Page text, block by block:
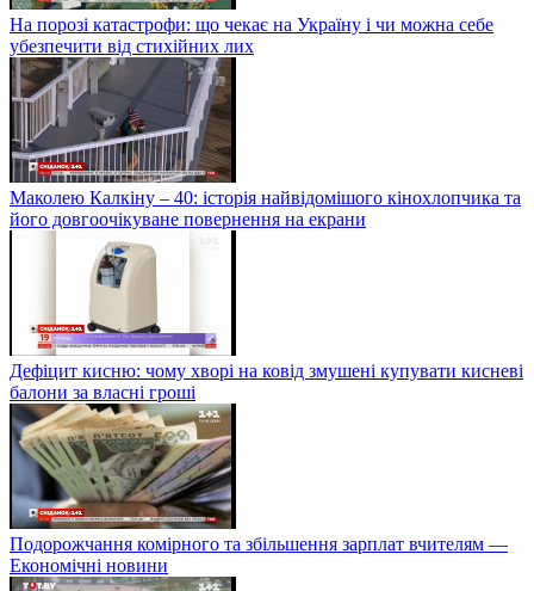
На порозі катастрофи: що чекає на Україну і чи можна себе
убезпечити від стихійних лих
Маколею Калкіну – 40: історія найвідомішого кінохлопчика та
його довгоочікуване повернення на екрани
Дефіцит кисню: чому хворі на ковід змушені купувати кисневі
балони за власні гроші
Подорожчання комірного та збільшення зарплат вчителям —
Економічні новини